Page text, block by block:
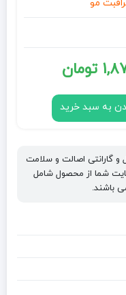
مو
2,620,000 تومان
تومان
تومان.
به سبد خرید
گارانتی اصالت و سلامت
شما از محصول شامل